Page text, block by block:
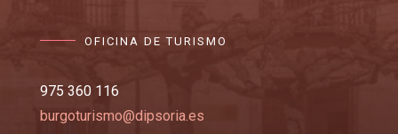
OFICINA DE TURISMO
975 360 116
burgoturismo@dipsoria.es